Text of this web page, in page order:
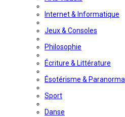
Internet & Informatique
Jeux & Consoles
Philosophie
Écriture & Littérature
Ésotérisme & Paranormal
Sport
Danse